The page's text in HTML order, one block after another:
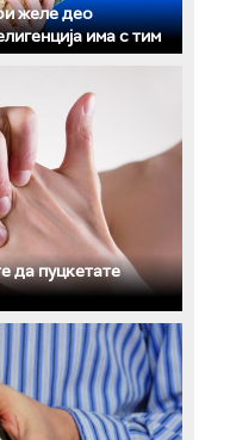
желе део
има с тим
да пуцкетате